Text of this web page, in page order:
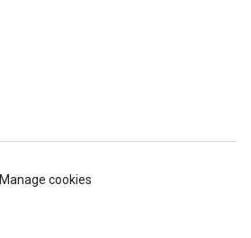
Manage cookies